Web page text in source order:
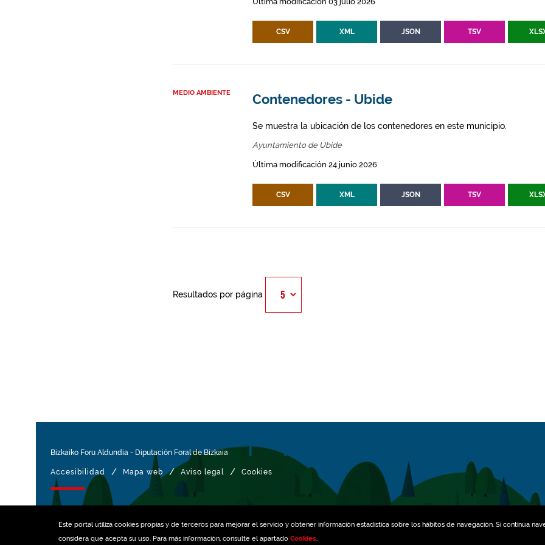
Este portal utiliza cookies propias y de terceros para mejorar el servicio y obtener información estadística sobre los hábitos de navegación. Si continúa
considera que acepta su uso. Para más información, consulte el apartado Cookies.
CSV XML JSON TSV
MEDIO AMBIENTE Contenedores - Ubide
Se muestra la ubicación de los contenedores en este municipio.
Ayuntamiento de Ubide
Última modificación 24 junio 2026
CSV XML JSON TSV
Resultados por página
Bizkaiko Foru Aldundia - Diputación Foral de Bizkaia
Accesibilidad / Mapa web / Aviso legal / Cookies